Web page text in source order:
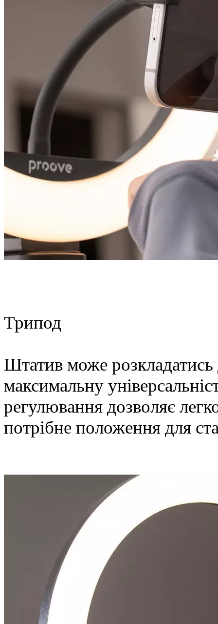
Трипод
Штатив може
максимальну
регулювання дозволяє
потрібне положення для